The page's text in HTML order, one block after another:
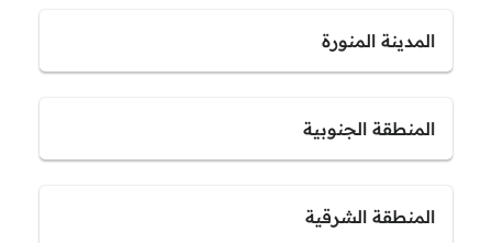
المدينة المنورة
المنطقة الجنوبية
المنطقة الشرقية